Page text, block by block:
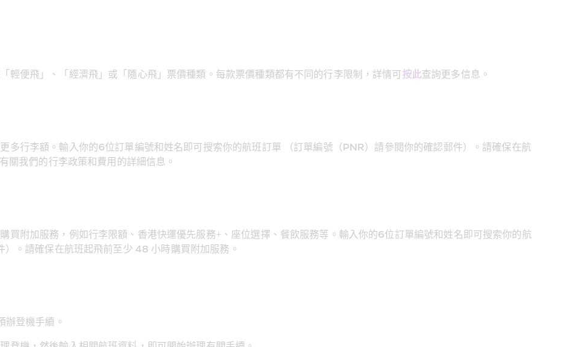
輕便飛」、「經濟飛」或「隨心飛」票價種類。每款票價種類都有不同的行李限制，詳情可按此查詢更多信息。
更多行李額。輸入你的6位訂單編號和姓名即可搜索你的航班訂單 （訂單編號（PNR）請參閱你的確認郵件）。請確保在航
關我們的行李政策和費用的詳細信息。
購買附加服務，例如行李限額、香港快運優先服務+、座位選擇、餐飲服務等。輸入你的6位訂單編號和姓名即可搜索你的航
。請確保在航班起飛前至少 48 小時購買附加服務。
登機手續。